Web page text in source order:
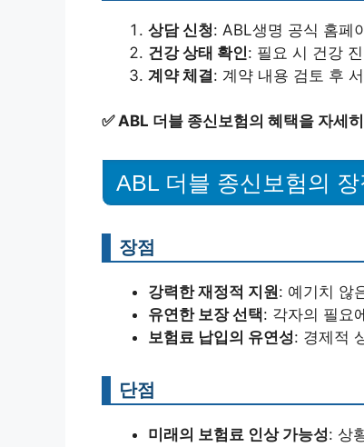
상담 신청: ABL생명 공식 홈페
건강 상태 확인: 필요 시 건강
계약 체결: 계약 내용 검토 후
✅ABL 더블 종신보험의 혜택을 자세
ABL 더블 종신보험의
장점
강력한 재정적 지원: 예기치 않
유연한 보장 선택: 각자의 필요
보험료 납입의 유연성: 경제적
단점
미래의 보험료 인상 가능성: 상